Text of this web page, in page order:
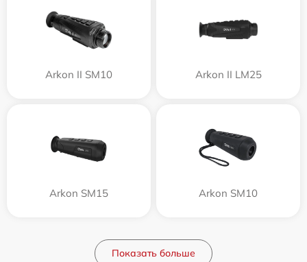
Arkon II SM10 Arkon II LM25
Arkon SM15 Arkon SM10
Показать больше